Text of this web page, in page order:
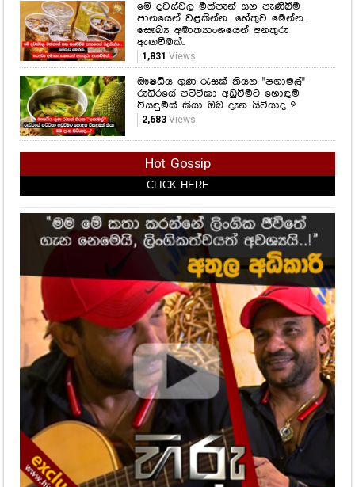
මේ දවස්වල මත්පැන් සහ පැණිබීම
පානයෙන් වළකින්න.. හේතුව මෙන්න..
සෞඛ්‍ය අමාත්‍යාංශයෙන් අනතුරු
ඇඟවීමක්..
1,831 Views
ඖෂධීය ගුණ රැසක් තියන "පනාමල්"
රුධිරයේ පට්ටිකා අඩුවීමට හොඳම
විසඳුමක් කියා ඔබ දැන සිටියාද...?
2,683Views
Hot Gossip
CLICK HERE